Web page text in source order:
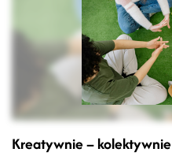
Kreatywnie – kolektywnie